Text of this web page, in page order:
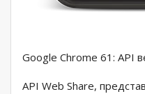
Google Chrome 61: API
API Web Share,